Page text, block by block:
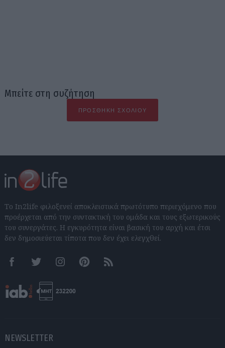
Μπείτε στη συζήτηση
ΠΡΟΣΘΉΚΗ ΣΧΟΛΊΟΥ
Το In2life φιλοξενεί αποκλειστικά πρωτότυπο περιεχόμενο που
προέρχεται από την συντακτική του ομάδα και τους εξωτερικούς
του συνεργάτες. Η εγκυρότητα είναι βασική του αρχή και έτσι
δεν δημοσιεύεται τίποτα που δεν έχει ελεγχθεί.
FacebookTwitter InstagramPinterestRSS feeds
NEWSLETTER